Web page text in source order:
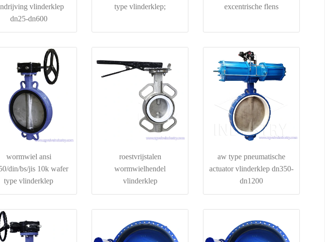
vlinderklep
dn25-dn600
type vlinderklep;
excentrische flens
wormwiel ansi
din/bs/jis 10k wafer
type vlinderklep
roestvrijstalen
wormwielhendel
vlinderklep
aw type pneumatische
actuator vlinderklep dn350-
dn1200